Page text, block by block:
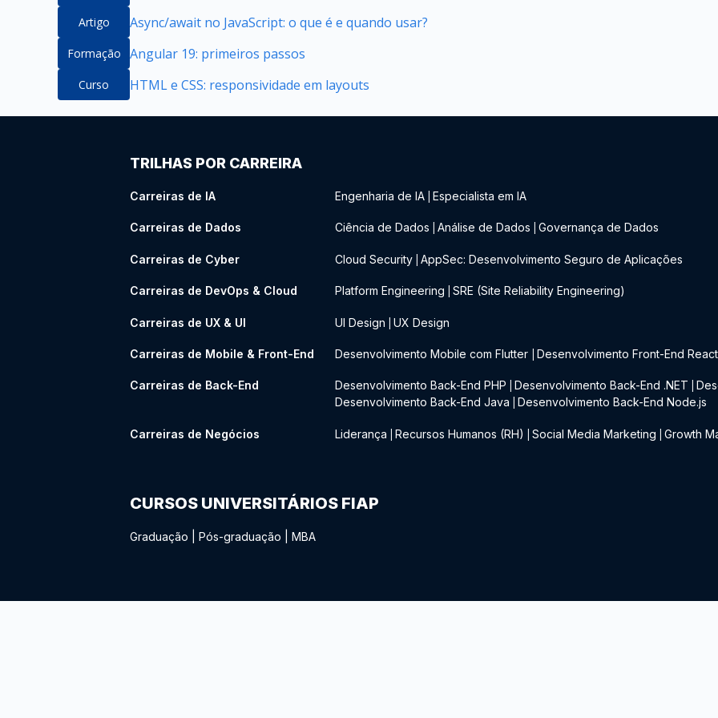
Artigo Async/await no JavaScript: o que é e quando usar?
Formação Angular 19: primeiros passos
Curso HTML e CSS: responsividade em layouts
TRILHAS POR CARREIRA
Carreiras de IA Engenharia de IA Especialista em IA
Carreiras de Dados Ciência de Dados Análise de Dados Governança de Dados
Carreiras de Cyber Cloud Security AppSec: Desenvolvimento Seguro de Aplicações
Carreiras de DevOps & Cloud Platform Engineering SRE (Site Reliability Engineering)
Carreiras de UX & UI UI Design UX Design
Carreiras de Mobile & Front-End Desenvolvimento Mobile com Flutter Desenvolvimento Front-End React
Carreiras de Back-End Desenvolvimento Back-End PHP Desenvolvimento Back-End .NET
Desenvolvimento Back-End Java
Desenvolvimento Back-End Node.js
Carreiras de Negócios Liderança Recursos Humanos (RH) Social Media Marketing Growth
CURSOS UNIVERSITÁRIOS FIAP
Graduação Pós-graduação MBA